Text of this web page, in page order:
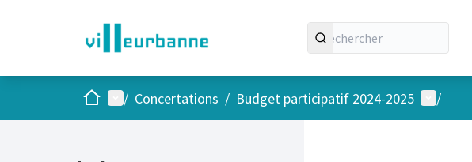
AccueilMenu principal
/ Concertations / Budget participatif 2024-2025 Menu
/